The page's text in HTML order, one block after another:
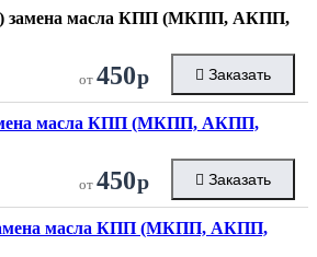
замена масла КПП (МКПП, АКПП,
от 450р Заказать
масла КПП (МКПП, АКПП,
от 450р Заказать
масла КПП (МКПП, АКПП,